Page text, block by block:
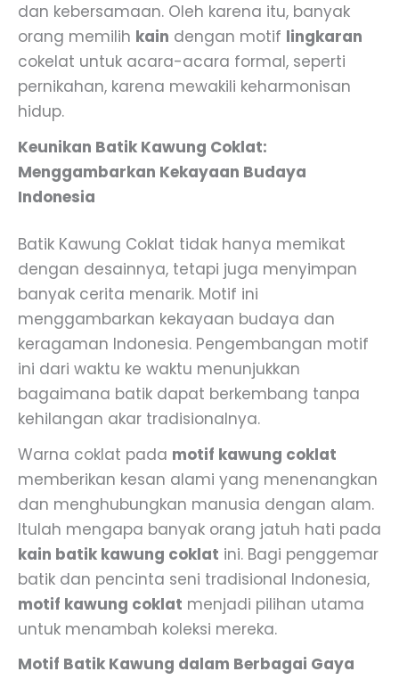
dan kebersamaan. Oleh karena itu, banyak
orang memilih kain dengan motif lingkaran
cokelat untuk acara-acara formal, seperti
pernikahan, karena mewakili keharmonisan
hidup.
Keunikan Batik Kawung Coklat:
Menggambarkan Kekayaan Budaya
Indonesia
Batik Kawung Coklat tidak hanya memikat
dengan desainnya, tetapi juga menyimpan
banyak cerita menarik. Motif ini
menggambarkan kekayaan budaya dan
keragaman Indonesia. Pengembangan motif
ini dari waktu ke waktu menunjukkan
bagaimana batik dapat berkembang tanpa
kehilangan akar tradisionalnya.
Warna coklat pada motif kawung coklat
memberikan kesan alami yang menenangkan
dan menghubungkan manusia dengan alam.
Itulah mengapa banyak orang jatuh hati pada
kain batik kawung coklat ini. Bagi penggemar
batik dan pencinta seni tradisional Indonesia,
motif kawung coklat menjadi pilihan utama
untuk menambah koleksi mereka.
Motif Batik Kawung dalam Berbagai Gaya